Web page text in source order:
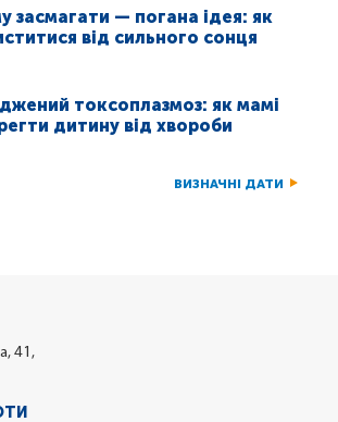
засмагати — погана ідея: як
від сильного сонця
токсоплазмоз: як мамі
дитину від хвороби
ВИЗНАЧНІ ДАТИ
41,